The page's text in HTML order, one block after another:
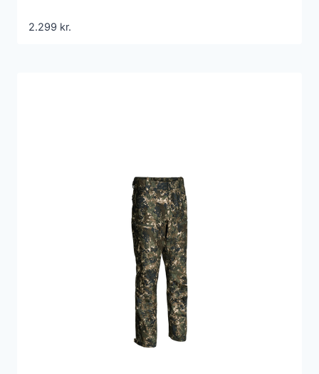
2.299 kr.